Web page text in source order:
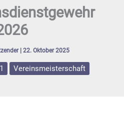
22. Oktober 2025
Vereinsmeisterschaft